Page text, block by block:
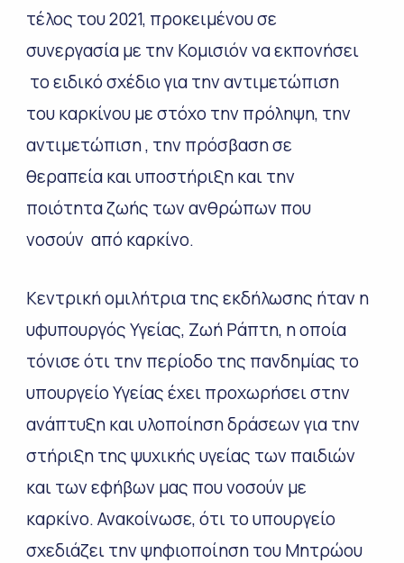
τέλος του 2021, προκειμένου σε
συνεργασία με την Κομισιόν να εκπονήσει
το ειδικό σχέδιο για την αντιμετώπιση
του καρκίνου με στόχο την πρόληψη, την
αντιμετώπιση , την πρόσβαση σε
θεραπεία και υποστήριξη και την
ποιότητα ζωής των ανθρώπων που
νοσούν από καρκίνο.
Κεντρική ομιλήτρια της εκδήλωσης ήταν η
υφυπουργός Υγείας, Ζωή Ράπτη, η οποία
τόνισε ότι την περίοδο της πανδημίας το
υπουργείο Υγείας έχει προχωρήσει στην
ανάπτυξη και υλοποίηση δράσεων για την
στήριξη της ψυχικής υγείας των παιδιών
και των εφήβων μας που νοσούν με
καρκίνο. Ανακοίνωσε, ότι το υπουργείο
σχεδιάζει την ψηφιοποίηση του Μητρώου